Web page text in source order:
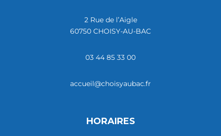
2 Rue de l’Aigle
60750 CHOISY-AU-BAC
03 44 85 33 00
accueil@choisyaubac.fr
HORAIRES